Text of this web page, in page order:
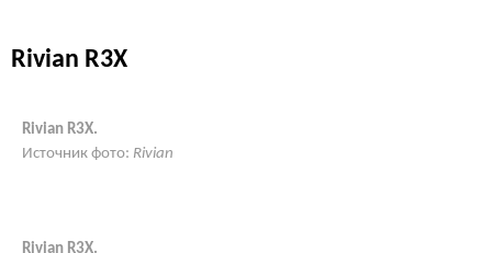
Rivian R3X
Rivian R3X.
Источник фото: Rivian
Rivian R3X.